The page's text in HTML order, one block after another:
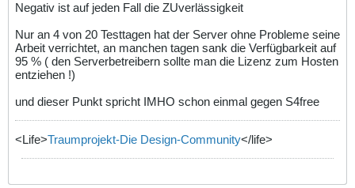
Negativ ist auf jeden Fall die ZUverlässigkeit
Nur an 4 von 20 Testtagen hat der Server ohne Probleme seine
Arbeit verrichtet, an manchen tagen sank die Verfügbarkeit auf
95 % ( den Serverbetreibern sollte man die Lizenz zum Hosten
entziehen !)
und dieser Punkt spricht IMHO schon einmal gegen S4free
<Life>Traumprojekt-Die Design-Community</life>